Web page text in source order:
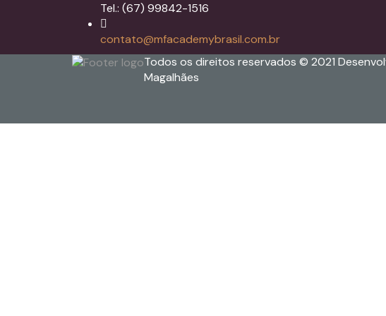
Tel.: (67) 99842-1516
contato@mfacademybrasil.com.br
Todos os direitos reservados © 2021
Magalhães